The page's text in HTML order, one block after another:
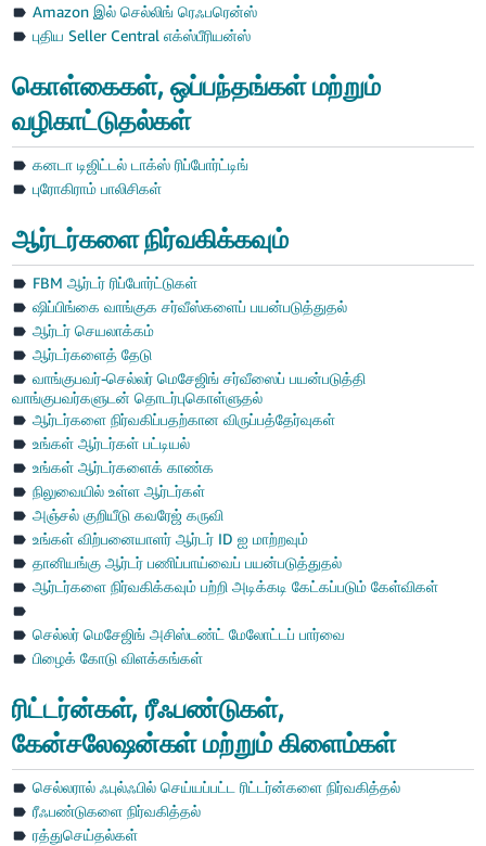
தமிழ்
ಕನ್ನಡ
- IN
മലയാളം
मराठी
తెలుగు
- IN
中
文
-
CN
English
- IN
உள்நுழைக
பதிவு
செய்யுங்கள்
Amazon இல் செல்லிங் ரெஃபரென்ஸ்
புதிய Seller Central எக்ஸ்பீரியன்ஸ்
கொள்கைகள், ஒப்பந்தங்கள் மற்றும்
வழிகாட்டுதல்கள்
கனடா டிஜிட்டல் டாக்ஸ் ரிப்போர்ட்டிங்
புரோகிராம் பாலிசிகள்
ஆர்டர்களை நிர்வகிக்கவும்
FBM ஆர்டர் ரிப்போர்ட்டுகள்
ஷிப்பிங்கை வாங்குக சர்வீஸ்களைப் பயன்படுத்துதல்
ஆர்டர் செயலாக்கம்
ஆர்டர்களைத் தேடு
வாங்குபவர்-செல்லர் மெசேஜிங் சர்வீஸைப் பயன்படுத்தி
வாங்குபவர்களுடன் தொடர்புகொள்ளுதல்
ஆர்டர்களை நிர்வகிப்பதற்கான விருப்பத்தேர்வுகள்
உங்கள் ஆர்டர்கள் பட்டியல்
உங்கள் ஆர்டர்களைக் காண்க
நிலுவையில் உள்ள ஆர்டர்கள்
அஞ்சல் குறியீடு கவரேஜ் கருவி
உங்கள் விற்பனையாளர் ஆர்டர் ID ஐ மாற்றவும்
தானியங்கு ஆர்டர் பணிப்பாய்வைப் பயன்படுத்துதல்
ஆர்டர்களை நிர்வகிக்கவும் பற்றி அடிக்கடி கேட்கப்படும் கேள்விகள்
செல்லர் மெசேஜிங் அசிஸ்டண்ட் மேலோட்டப் பார்வை
பிழைக் கோடு விளக்கங்கள்
ரிட்டர்ன்கள், ரீஃபண்டுகள்,
கேன்சலேஷன்கள் மற்றும் கிளைம்கள்
செல்லரால் ஃபுல்ஃபில் செய்யப்பட்ட ரிட்டர்ன்களை நிர்வகித்தல்
ரீஃபண்டுகளை நிர்வகித்தல்
ரத்துசெய்தல்கள்